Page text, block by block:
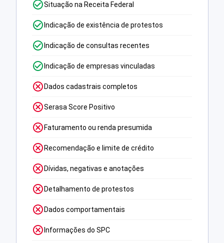
Situação na Receita Federal
Indicação de existência de protestos
Indicação de consultas recentes
Indicação de empresas vinculadas
Dados cadastrais completos
Serasa Score Positivo
Faturamento ou renda presumida
Recomendação e limite de crédito
Dívidas, negativas e anotações
Detalhamento de protestos
Dados comportamentais
Informações do SPC